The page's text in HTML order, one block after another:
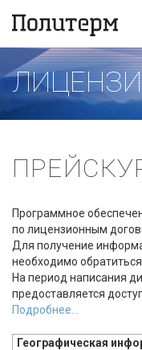
Программное
по лицензионным
Для получение
необходимо
На период написания
предоставляется
Подробнее...
Географическая